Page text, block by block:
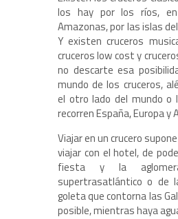
los hay por los ríos,
Amazonas, por las islas
Y existen cruceros
cruceros low cost y
no descarte esa
mundo de los cruceros,
el otro lado del mundo o
recorren España, Europa y
Viajar en un crucero
viajar con el hotel, de
fiesta y la
supertrasatlántico o de
goleta que contorna las
posible, mientras haya